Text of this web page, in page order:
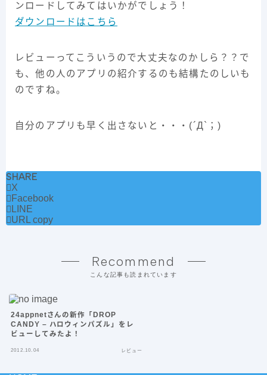
ンロードしてみてはいかがでしょう！
ダウンロードはこちら
レビューってこういうので大丈夫なのかしら？？で
も、他の人のアプリの紹介するのも結構たのしいも
のですね。
自分のアプリも早く出さないと・・・(´Д`；)
SHARE
X
Facebook
LINE
URL copy
Recommend
こんな記事も読まれています
24appnetさんの新作「DROP
CANDY – ハロウィンパズル」をレ
ビューしてみたよ！
2012.10.04 レビュー